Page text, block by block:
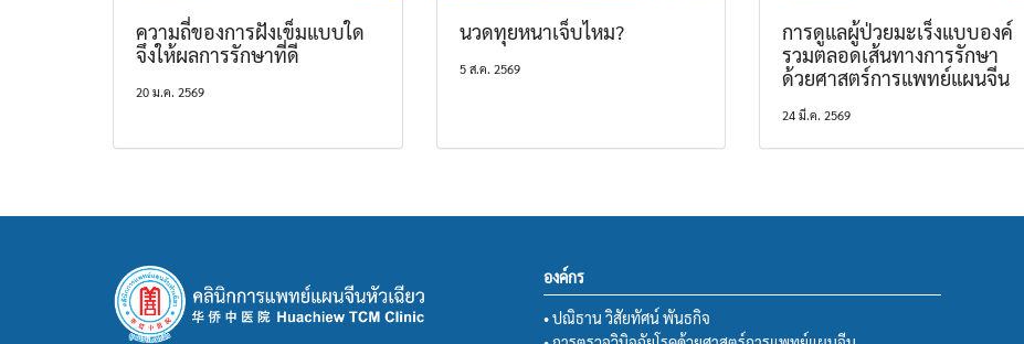
ความถี่ของการฝังเข็มแบบใด
จึงให้ผลการรักษาที่ดี
20 ม.ค. 2569
นวดทุยหนาเจ็บไหม?
5 ส.ค. 2569
การดูแลผู้ป่วยมะเร็งแบบองค์
รวมตลอดเส้นทางการรักษา
ด้วยศาสตร์การแพทย์แผนจีน
24 มี.ค. 2569
องค์กร
• ปณิธาน วิสัยทัศน์ พันธกิจ